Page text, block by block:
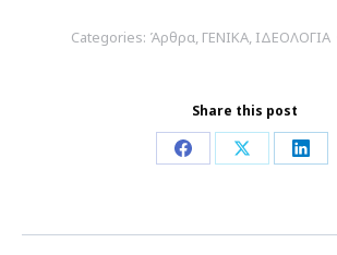
Categories: Άρθρα, ΓΕΝΙΚΑ, ΙΔΕΟΛΟΓΙΑ
Share this post
Share Share Share